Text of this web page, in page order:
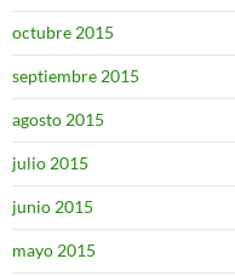
octubre 2015
septiembre 2015
agosto 2015
julio 2015
junio 2015
mayo 2015